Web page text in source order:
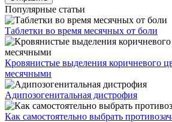
Популярные статьи
Таблетки во время месячных от боли
Кровянистые выделения коричневого
месячными
Адипозогенитальная дистрофия
Как самостоятельно выбрать